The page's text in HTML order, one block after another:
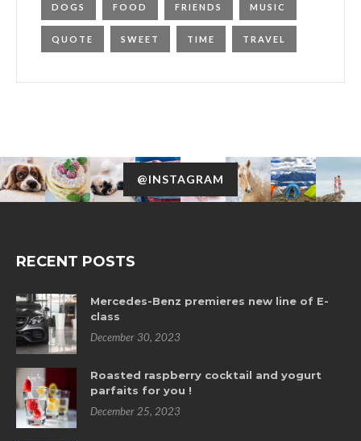
DOGS FOOD FRIENDS MUSIC
QUOTE SWEET TIME TRAVEL
@INSTAGRAM
RECENT POSTS
Mercedes-Benz premieres new line of E-
class
December 30, 2023
Roasted raspberry cocktail and yogurt
parfaits for you !
December 25, 2023